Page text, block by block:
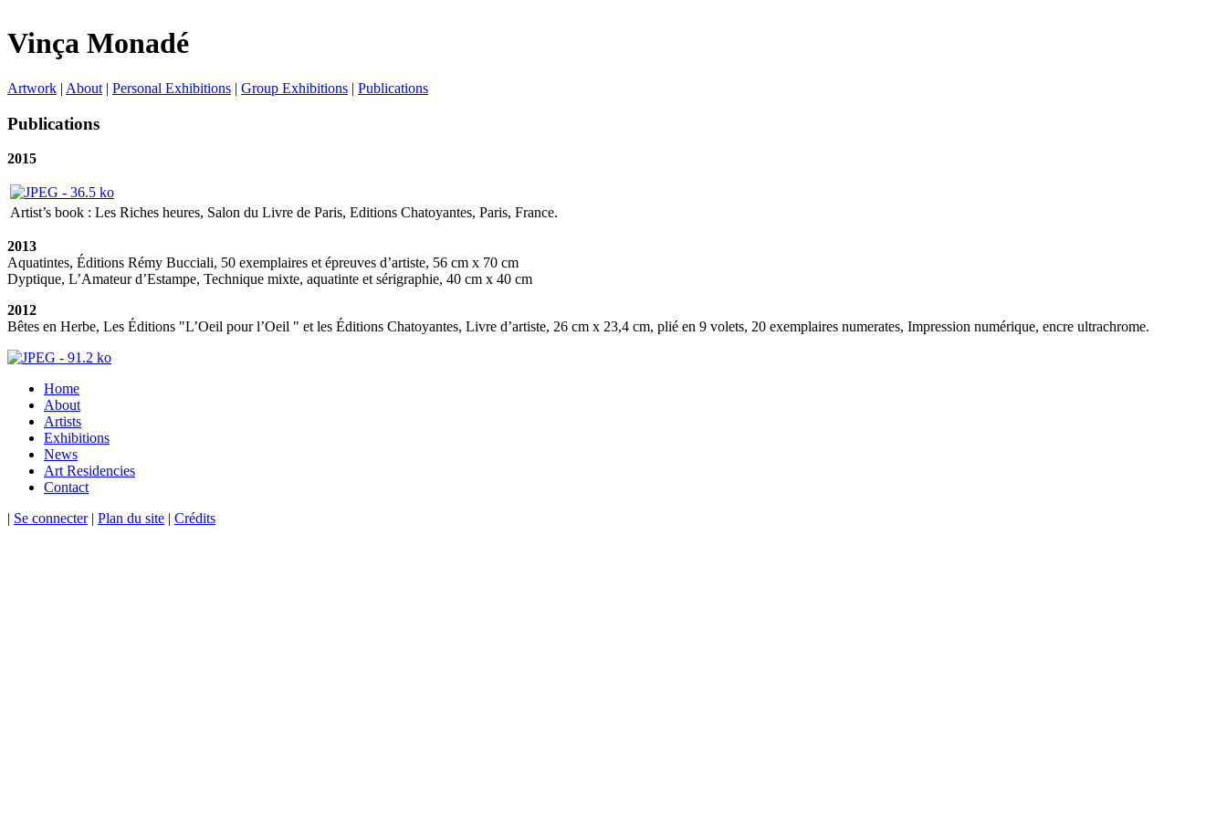
Vinça Monadé
Artwork | About | Personal Exhibitions | Group Exhibitions | Publications
Publications
2015
Artist’s book : Les Riches heures, Salon du Livre de Paris, Editions Chatoyantes, Paris, France.
2013
Aquatintes, Éditions Rémy Bucciali, 50 exemplaires et épreuves d’artiste, 56 cm x 70 cm
Dyptique, L’Amateur d’Estampe, Technique mixte, aquatinte et sérigraphie, 40 cm x 40 cm
2012
Bêtes en Herbe, Les Éditions "L’Oeil pour l’Oeil " et les Éditions Chatoyantes, Livre d’artiste, 26 cm x 23,4 cm, plié en 9 volets, 20 exemplaires numerates, Impression numérique, encre ultrachrome.
Home
About
Artists
Exhibitions
News
Art Residencies
Contact
| Se connecter| Plan du site | Crédits